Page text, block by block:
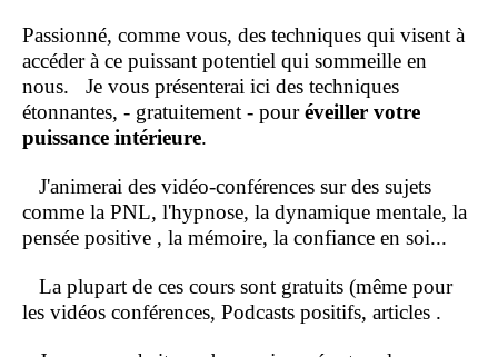
Passionné, comme vous, des techniques qui visent à
accéder à ce puissant potentiel qui sommeille en
nous. Je vous présenterai ici des techniques
étonnantes, - gratuitement - pouréveiller votre
puissance intérieure.
J'animerai des vidéo-conférences sur des sujets
comme la PNL, l'hypnose, la dynamique mentale, la
pensée positive , la mémoire, la confiance en soi...
La plupart de ces cours sont gratuits (même pour
les vidéos conférences, Podcasts positifs, articles .